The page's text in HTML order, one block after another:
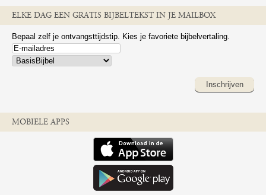
ELKE DAG EEN GRATIS BIJBELTEKST IN JE MAILBOX
Bepaal zelf je ontvangsttijdstip. Kies je favoriete bijbelvertaling.
Inschrijven
MOBIELE APPS